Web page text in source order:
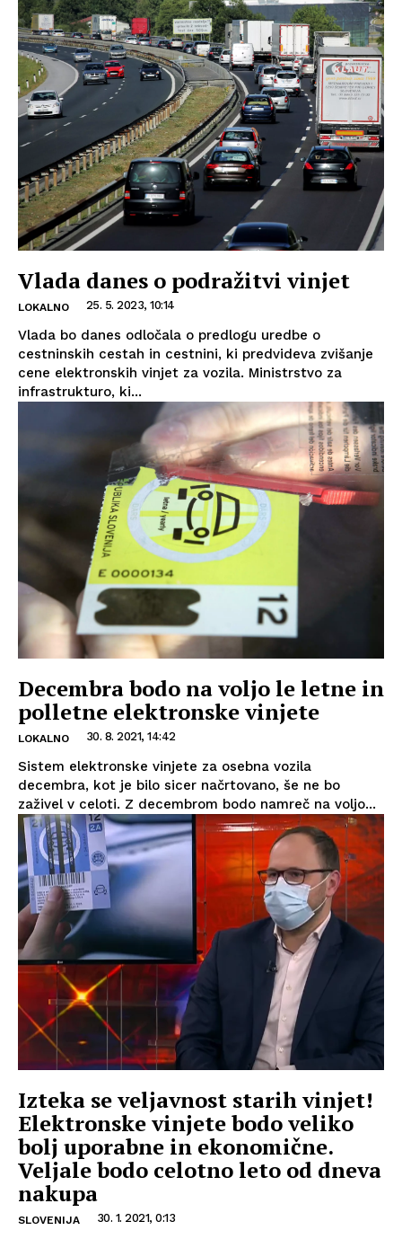
Vlada danes o podražitvi vinjet
LOKALNO 25. 5. 2023, 10:14
Vlada bo danes odločala o predlogu uredbe o
cestninskih cestah in cestnini, ki predvideva zvišanje
cene elektronskih vinjet za vozila. Ministrstvo za
infrastrukturo, ki...
Decembra bodo na voljo le letne in
polletne elektronske vinjete
LOKALNO 30. 8. 2021, 14:42
Sistem elektronske vinjete za osebna vozila
decembra, kot je bilo sicer načrtovano, še ne bo
zaživel v celoti. Z decembrom bodo namreč na voljo...
Izteka se veljavnost starih vinjet!
Elektronske vinjete bodo veliko
bolj uporabne in ekonomične.
Veljale bodo celotno leto od dneva
nakupa
SLOVENIJA 30. 1. 2021, 0:13